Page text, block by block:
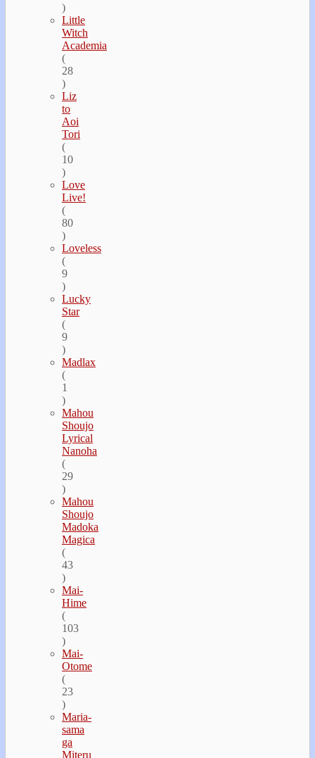
)
Little
Witch
Academia
(
28
)
Liz
to
Aoi
Tori
(
10
)
Love
Live!
(
80
)
Loveless
(
9
)
Lucky
Star
(
9
)
Madlax
(
1
)
Mahou
Shoujo
Lyrical
Nanoha
(
29
)
Mahou
Shoujo
Madoka
Magica
(
43
)
Mai-
Hime
(
103
)
Mai-
Otome
(
23
)
Maria-
sama
ga
Miteru